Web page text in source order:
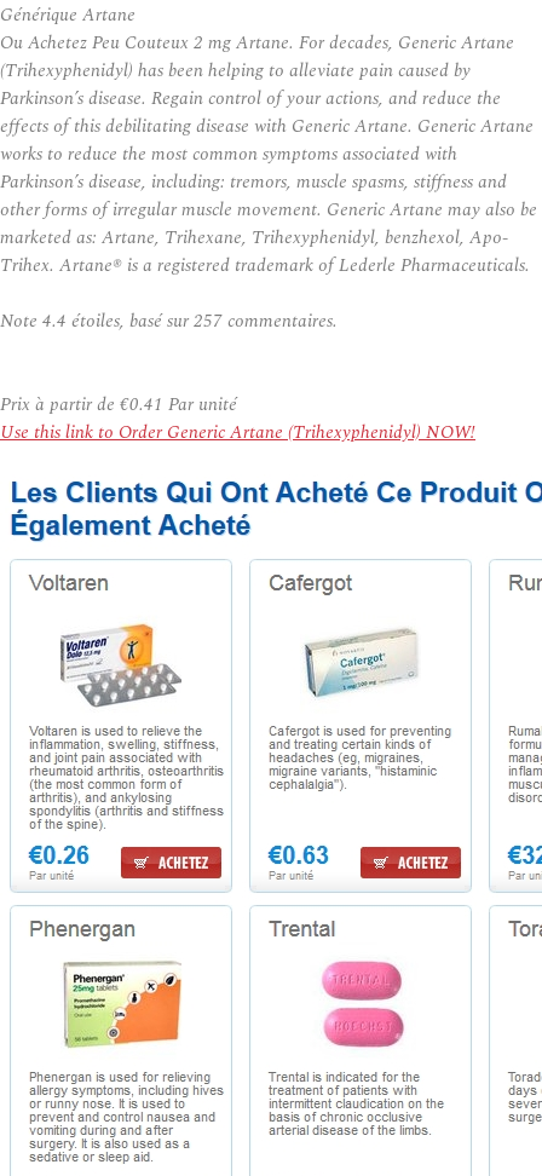
Générique Artane
Ou Achetez Peu Couteux 2 mg Artane. For decades, Generic Artane
(Trihexyphenidyl) has been helping to alleviate pain caused by
Parkinson’s disease. Regain control of your actions, and reduce the
effects of this debilitating disease with Generic Artane. Generic Artane
works to reduce the most common symptoms associated with
Parkinson’s disease, including: tremors, muscle spasms, stiffness and
other forms of irregular muscle movement. Generic Artane may also be
marketed as: Artane, Trihexane, Trihexyphenidyl, benzhexol, Apo-
Trihex. Artane® is a registered trademark of Lederle Pharmaceuticals.
Note 4.4 étoiles, basé sur257commentaires.
Prix à partir de €0.41 Par unité
Use this link to Order Generic Artane (Trihexyphenidyl) NOW!